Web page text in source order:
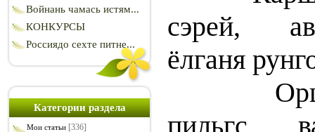
Войнань чамась истям...
КОНКУРСЫ
Россиядо сехте питне...
Категории раздела
Мои статьи [336]
сэрей,
ёлганя
Оршазь
пильгс